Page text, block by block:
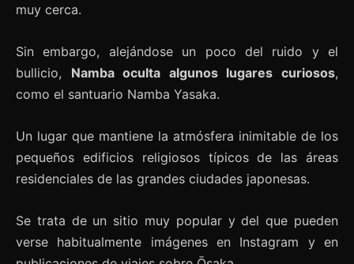
muy cerca.
Sin embargo, alejándose un poco del ruido y el
bullicio, Namba oculta algunos lugares curiosos,
como el santuario Namba Yasaka.
Un lugar que mantiene la atmósfera inimitable de los
pequeños edificios religiosos típicos de las áreas
residenciales de las grandes ciudades japonesas.
Se trata de un sitio muy popular y del que pueden
verse habitualmente imágenes en Instagram y en